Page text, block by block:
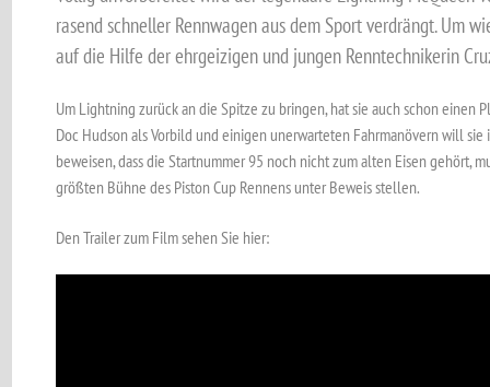
rasend schneller Rennwagen aus dem Sport verdrängt. Um
auf die Hilfe der ehrgeizigen und jungen Renntechnikerin
Um Lightning zurück an die Spitze zu bringen, hat sie auch schon einen
Doc Hudson als Vorbild und einigen unerwarteten Fahrmanövern will sie
beweisen, dass die Startnummer 95 noch nicht zum alten Eisen gehört,
größten Bühne des Piston Cup Rennens unter Beweis stellen.
Den Trailer zum Film sehen Sie hier: